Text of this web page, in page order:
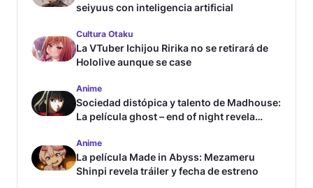
seiyuus con inteligencia artificial
Cultura Otaku
La VTuber Ichijou Ririka no se retirará de
Hololive aunque se case
Anime
Sociedad distópica y talento de Madhouse:
La película ghost – end of night revela
Anime
La película Made in Abyss: Mezameru
Shinpi revela tráiler y fecha de estreno